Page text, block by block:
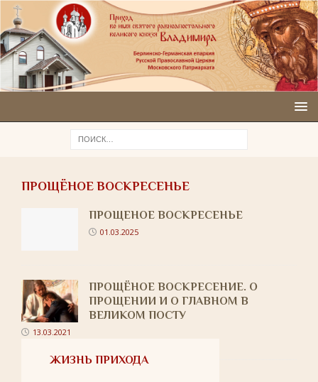
ПРОЩЁНОЕ ВОСКРЕСЕНЬЕ
ПРОЩЕНОЕ ВОСКРЕСЕНЬЕ
01.03.2025
ПРОЩЁНОЕ ВОСКРЕСЕНИЕ. О
ПРОЩЕНИИ И О ГЛАВНОМ В
ВЕЛИКОМ ПОСТУ
13.03.2021
ЖИЗНЬ ПРИХОДА